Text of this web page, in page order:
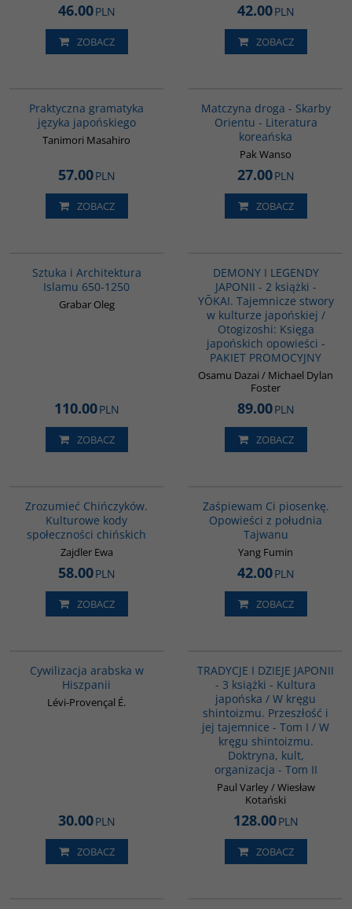
46.00PLN
ZOBACZ
42.00PLN
ZOBACZ
Praktyczna gramatyka
języka japońskiego
Tanimori Masahiro
57.00PLN
ZOBACZ
Matczyna droga - Skarby
Orientu - Literatura
koreańska
Pak Wanso
27.00PLN
ZOBACZ
Sztuka i Architektura
Islamu 650-1250
Grabar Oleg
110.00PLN
ZOBACZ
DEMONY I LEGENDY
JAPONII - 2 książki -
YŌKAI. Tajemnicze stwory
w kulturze japońskiej /
Otogizoshi: Księga
japońskich opowieści -
PAKIET PROMOCYJNY
Osamu Dazai / Michael Dylan
Foster
89.00PLN
ZOBACZ
Zrozumieć Chińczyków.
Kulturowe kody
społeczności chińskich
Zajdler Ewa
58.00PLN
ZOBACZ
Zaśpiewam Ci piosenkę.
Opowieści z południa
Tajwanu
Yang Fumin
42.00PLN
ZOBACZ
Cywilizacja arabska w
Hiszpanii
Lévi-Provençal É.
30.00PLN
ZOBACZ
TRADYCJE I DZIEJE JAPONII
- 3 książki - Kultura
japońska / W kręgu
shintoizmu. Przeszłość i
jej tajemnice - Tom I / W
kręgu shintoizmu.
Doktryna, kult,
organizacja - Tom II
Paul Varley / Wiesław
Kotański
128.00PLN
ZOBACZ